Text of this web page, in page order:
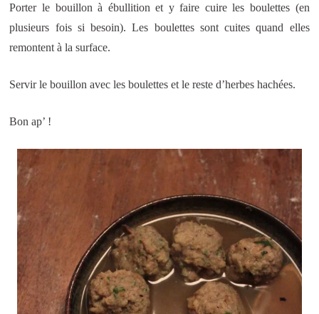
Porter le bouillon à ébullition et y faire cuire les boulettes (en
plusieurs fois si besoin). Les boulettes sont cuites quand elles
remontent à la surface.
Servir le bouillon avec les boulettes et le reste d’herbes hachées.
Bon ap’ !